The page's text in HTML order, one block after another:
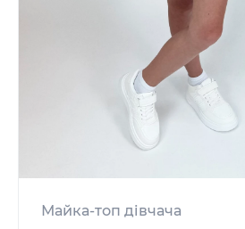
Майка-топ дівчача